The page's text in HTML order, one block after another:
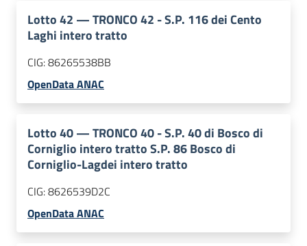
Lotto42 —TRONCO 42 - S.P. 116 dei Cento
Laghi intero tratto
CIG:86265538BB
OpenData ANAC
Lotto40—TRONCO 40 - S.P. 40 di Bosco di
Corniglio intero tratto S.P. 86 Bosco di
Corniglio-Lagdei intero tratto
CIG:8626539D2C
OpenData ANAC